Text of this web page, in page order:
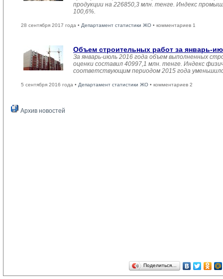
продукции на 226850,3 млн. тенге. Индекс
100,6%.
28 сентября 2017 года • Департамент статистики ЖО • комментариев 1
Объем строительных работ за январь-
За январь-июль 2016 года объем выполненных
оценки составил 40997,1 млн. тенге. Индекс
соответствующим периодом 2015 года
5 сентября 2016 года • Департамент статистики ЖО • комментариев 2
Архив новостей
Поделиться…